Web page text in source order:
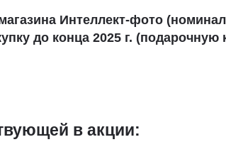
Интеллект-фото
до конца 2025 г. (подарочную
в акции: